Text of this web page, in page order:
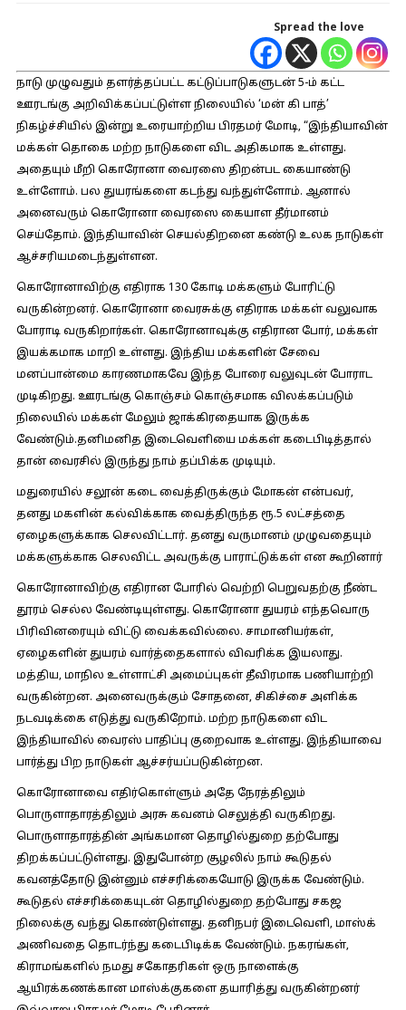
Spread the love
நாடு முழுவதும் தளர்த்தப்பட்ட கட்டுப்பாடுகளுடன் 5-ம் கட்ட
ஊரடங்கு அறிவிக்கப்பட்டுள்ள நிலையில் ‘மன் கி பாத்’
நிகழ்ச்சியில் இன்று உரையாற்றிய பிரதமர் மோடி, “இந்தியாவின்
மக்கள் தொகை மற்ற நாடுகளை விட அதிகமாக உள்ளது.
அதையும் மீறி கொரோனா வைரஸை திறன்பட கையாண்டு
உள்ளோம். பல துயரங்களை கடந்து வந்துள்ளோம். ஆனால்
அனைவரும் கொரோனா வைரஸை கையாள தீர்மானம்
செய்தோம். இந்தியாவின் செயல்திறனை கண்டு உலக நாடுகள்
ஆச்சரியமடைந்துள்ளன.
கொரோனாவிற்கு எதிராக 130 கோடி மக்களும் போரிட்டு
வருகின்றனர். கொரோனா வைரசுக்கு எதிராக மக்கள் வலுவாக
போராடி வருகிறார்கள். கொரோனாவுக்கு எதிரான போர், மக்கள்
இயக்கமாக மாறி உள்ளது. இந்திய மக்களின் சேவை
மனப்பான்மை காரணமாகவே இந்த போரை வலுவுடன் போராட
முடிகிறது. ஊரடங்கு கொஞ்சம் கொஞ்சமாக விலக்கப்படும்
நிலையில் மக்கள் மேலும் ஜாக்கிரதையாக இருக்க
வேண்டும்.தனிமனித இடைவெளியை மக்கள் கடைபிடித்தால்
தான் வைரசில் இருந்து நாம் தப்பிக்க முடியும்.
மதுரையில் சலூன் கடை வைத்திருக்கும் மோகன் என்பவர்,
தனது மகளின் கல்விக்காக வைத்திருந்த ரூ.5 லட்சத்தை
ஏழைகளுக்காக செலவிட்டார். தனது வருமானம் முழுவதையும்
மக்களுக்காக செலவிட்ட அவருக்கு பாராட்டுக்கள் என கூறினார்
கொரோனாவிற்கு எதிரான போரில் வெற்றி பெறுவதற்கு நீண்ட
தூரம் செல்ல வேண்டியுள்ளது. கொரோனா துயரம் எந்தவொரு
பிரிவினரையும் விட்டு வைக்கவில்லை. சாமானியர்கள்,
ஏழைகளின் துயரம் வார்த்தைகளால் விவரிக்க இயலாது.
மத்திய, மாநில உள்ளாட்சி அமைப்புகள் தீவிரமாக பணியாற்றி
வருகின்றன. அனைவருக்கும் சோதனை, சிகிச்சை அளிக்க
நடவடிக்கை எடுத்து வருகிறோம். மற்ற நாடுகளை விட
இந்தியாவில் வைரஸ் பாதிப்பு குறைவாக உள்ளது. இந்தியாவை
பார்த்து பிற நாடுகள் ஆச்சர்யப்படுகின்றன.
கொரோனாவை எதிர்கொள்ளும் அதே நேரத்திலும்
பொருளாதாரத்திலும் அரசு கவனம் செலுத்தி வருகிறது.
பொருளாதாரத்தின் அங்கமான தொழில்துறை தற்போது
திறக்கப்பட்டுள்ளது. இதுபோன்ற சூழலில் நாம் கூடுதல்
கவனத்தோடு இன்னும் எச்சரிக்கையோடு இருக்க வேண்டும்.
கூடுதல் எச்சரிக்கையுடன் தொழில்துறை தற்போது சகஜ
நிலைக்கு வந்து கொண்டுள்ளது. தனிநபர் இடைவெளி, மாஸ்க்
அணிவதை தொடர்ந்து கடைபிடிக்க வேண்டும். நகரங்கள்,
கிராமங்களில் நமது சகோதரிகள் ஒரு நாளைக்கு
ஆயிரக்கணக்கான மாஸ்க்குகளை தயாரித்து வருகின்றனர்